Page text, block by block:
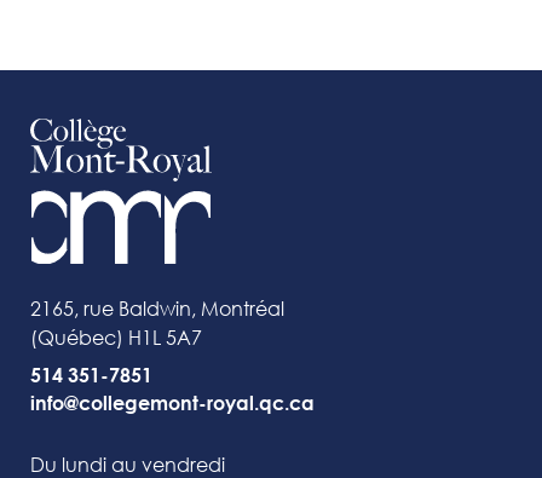
2165, rue Baldwin, Montréal
(Québec) H1L 5A7
514 351-7851
info@collegemont-royal.qc.ca
Du lundi au vendredi